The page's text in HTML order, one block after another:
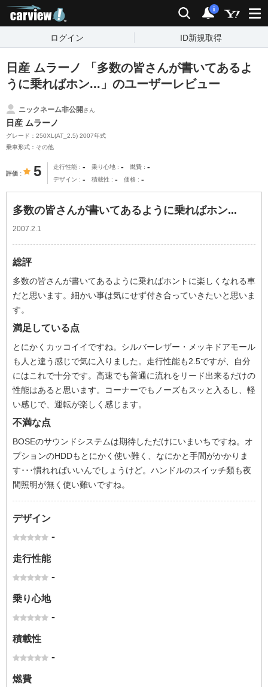
検索 通知
i
ログイン ID新規取得
日産 ムラーノ 「多数の皆さんが書いてあるよ
うに乗ればホン...」のユーザーレビュー
ニックネーム非公開さん
日産 ムラーノ
グレード：250XL(AT_2.5) 2007年式
乗車形式：その他
評価 5 走行性能 - 乗り心地 - 燃費 -
デザイン - 積載性 - 価格 -
多数の皆さんが書いてあるように乗ればホン...
2007.2.1
総評
多数の皆さんが書いてあるように乗ればホントに楽しくなれる車
だと思います。細かい事は気にせず付き合っていきたいと思いま
す。
満足している点
とにかくカッコイイですね。シルバーレザー・メッキドアモール
も人と違う感じで気に入りました。走行性能も2.5ですが、自分
にはこれで十分です。高速でも普通に流れをリード出来るだけの
性能はあると思います。コーナーでもノーズもスッと入るし、軽
い感じで、運転が楽しく感じます。
不満な点
BOSEのサウンドシステムは期待しただけにいまいちですね。オ
プションのHDDもとにかく使い難く、なにかと手間がかかりま
す･･･慣れればいいんでしょうけど。ハンドルのスイッチ類も夜
間照明が無く使い難いですね。
デザイン
-
走行性能
-
乗り心地
-
積載性
-
燃費